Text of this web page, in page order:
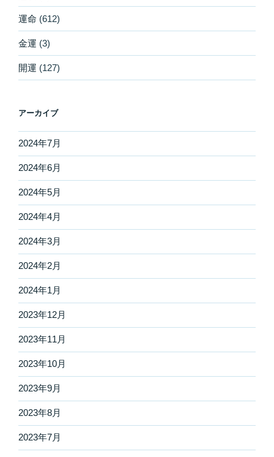
運命 (612)
金運 (3)
開運 (127)
アーカイブ
2024年7月
2024年6月
2024年5月
2024年4月
2024年3月
2024年2月
2024年1月
2023年12月
2023年11月
2023年10月
2023年9月
2023年8月
2023年7月